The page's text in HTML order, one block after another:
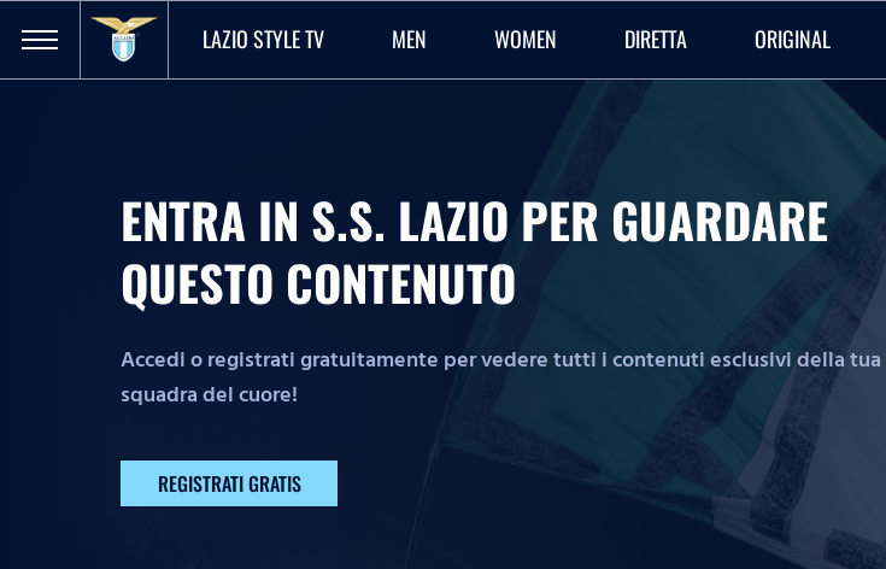
LAZIO STYLE TV MEN WOMEN DIRETTA ORIGINAL
ENTRA IN S.S. LAZIO PER GUARDARE
QUESTO CONTENUTO
Accedi o registrati gratuitamente per vedere tutti i contenuti esclusivi della tua
squadra del cuore!
REGISTRATI GRATIS